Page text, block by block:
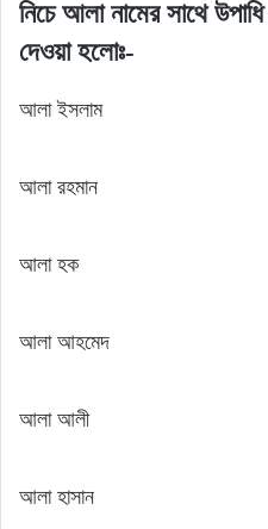
নিচে আলা নামের সাথে
দেওয়া হলোঃ-
আলা ইসলাম
আলা রহমান
আলা হক
আলা আহমেদ
আলা আলী
আলা হাসান